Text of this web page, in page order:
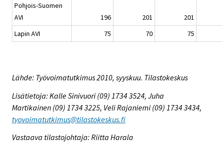
Pohjois-Suomen
AVI
196 201
201
Lapin AVI
75 70 75
Lähde: Työvoimatutkimus 2010, syyskuu. Tilastokeskus
Lisätietoja: Kalle Sinivuori (09) 1734 3524, Juha
Martikainen (09) 1734 3225, Veli Rajaniemi (09) 1734 3434,
tyovoimatutkimus@tilastokeskus.fi
Vastaava tilastojohtaja: Riitta Harala